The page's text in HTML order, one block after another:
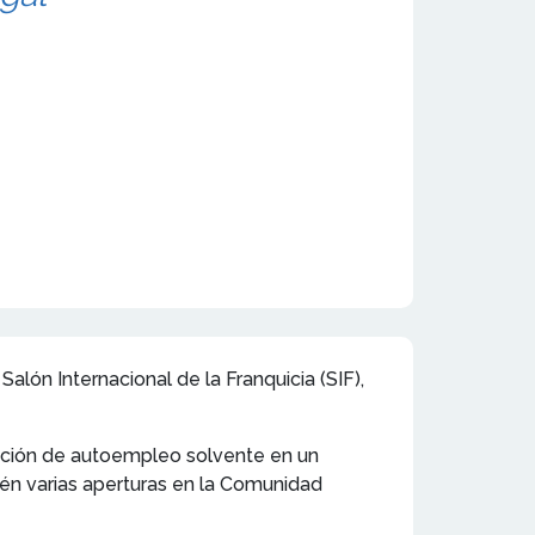
Internacional de la Franquicia (SIF),
de autoempleo solvente en un
varias aperturas en la Comunidad